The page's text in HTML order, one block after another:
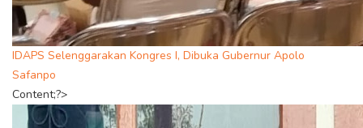
IDAPS Selenggarakan Kongres I, Dibuka Gubernur Apolo
Safanpo
Content;?>